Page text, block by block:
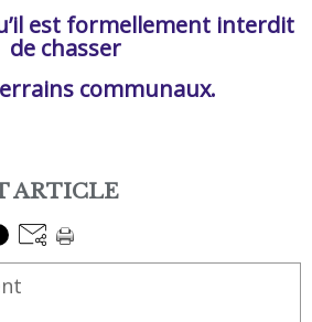
est formellement interdit
de chasser
communaux.
ARTICLE